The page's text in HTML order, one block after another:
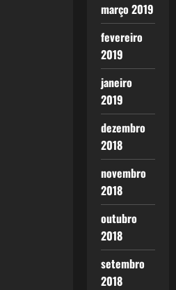
março 2019
fevereiro
2019
janeiro
2019
dezembro
2018
novembro
2018
outubro
2018
setembro
2018